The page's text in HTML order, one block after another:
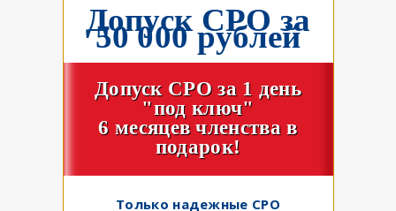
Допуск СРО за
50 000 рублей
Допуск СРО за 1 день
"под ключ"
6 месяцев членства в
подарок!
Только надежные СРО